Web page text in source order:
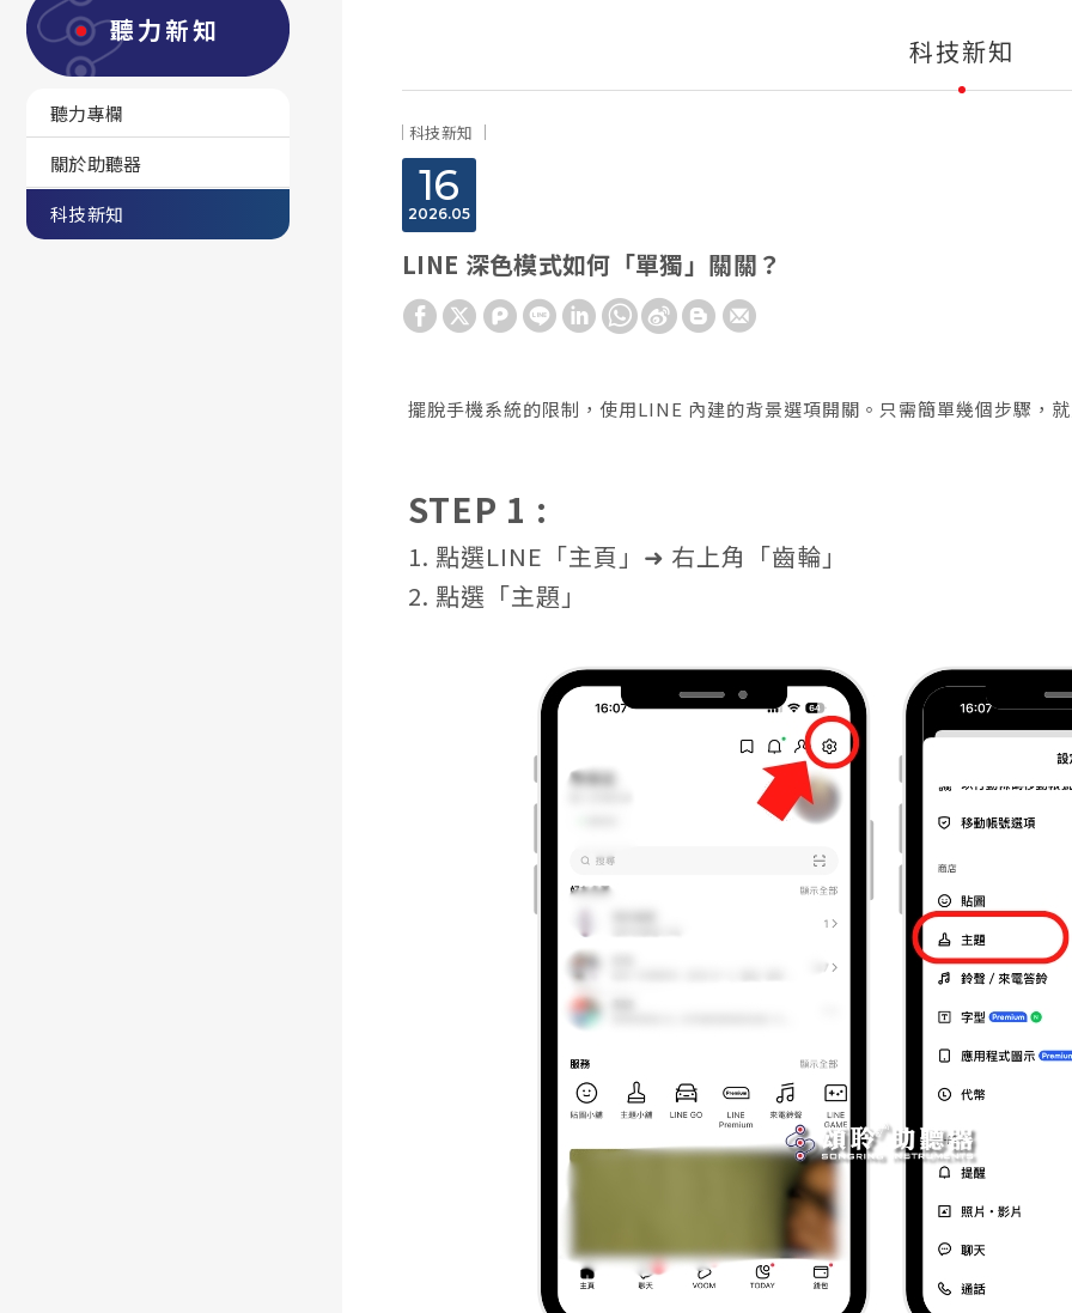
聽力新知
聽力專欄
關於助聽器
科技新知
科技新知
科技新知
16
05
2026
LINE 深色模式如何「單獨」關關？
擺脫手機系統的限制，使用LINE 內建的背景選項開關。只需簡單幾個步驟，
STEP 1 :
1. 點選LINE「主頁」➜ 右上角「齒輪」
2. 點選「主題」